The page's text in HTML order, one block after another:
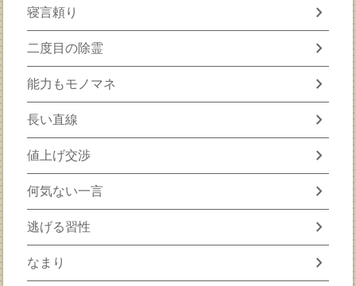
寝言頼り chevron_right
二度目の除霊 chevron_right
能力もモノマネ chevron_right
長い直線 chevron_right
値上げ交渉 chevron_right
何気ない一言 chevron_right
逃げる習性 chevron_right
なまり chevron_right